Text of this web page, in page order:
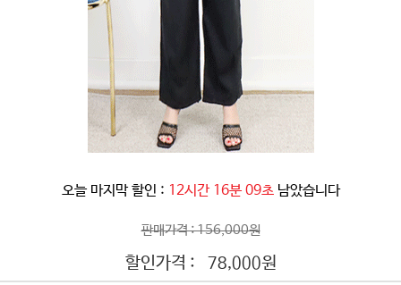
오늘 마지막 할인 : 12시간 16분 06초 남았습니다
판매가격 : 156,000원
할인가격 : 78,000원